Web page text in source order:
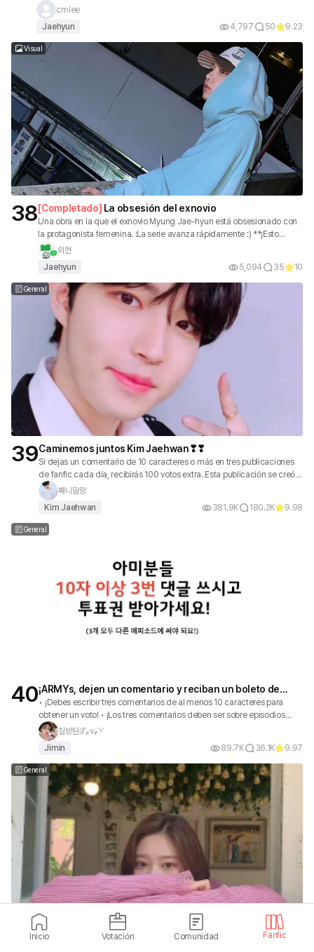
conocíamos tan bien. Tenía que confirmar si esa decisión era la
correcta. Y a partir de ese momento, empezamos a tambalear de
nuevo.
cmlee
Jaehyun
4,797 50 9.23
Visual
38[Completado] La obsesión del exnovio
Una obra en la que el exnovio Myung Jae-hyun está obsesionado con
la protagonista femenina. :La serie avanza rápidamente :) **¡Esto
puede ser una obsesión muy seria! **
외현
Jaehyun
5,094 35 10
General
39Caminemos juntos Kim Jaehwan❣❣
Si dejas un comentario de 10 caracteres o más en tres publicaciones
de fanfic cada día, recibirás 100 votos extra. Esta publicación se creó
para que todos los que apoyan y aman a Jaehwan puedan recibir
votos. 🍃❤
째니말랑
Kim Jaehwan
381.9K 180.2K 9.98
General
40¡ARMYs, dejen un comentario y reciban un boleto de
votación!
• ¡Debes escribir tres comentarios de al menos 10 caracteres para
obtener un voto! • ¡Los tres comentarios deben ser sobre episodios
diferentes para obtener un voto! • ¡Puedes obtener un voto incluso si
solo usas emoticones de al menos 10 caracteres! • ¡Los votos se
otorgan a las primeras 10,000 personas cada día, así que si llegas
tarde, podrías no recibir un voto! • ¡Las publicaciones se publicarán
según cumpleaños, debuts y votaciones de King of Kings!
칠방탄ℒℴvℯᱸᵜᱸ
Jimin
89.7K 36.1K 9.97
General
41Saddambang | Guardería infantil Dada
Descripción de *Dada Daycare* ⬇ ¡Subo todo! ¡Aquí publico fanfics,
Inicio Votación Comunidad Fanfic